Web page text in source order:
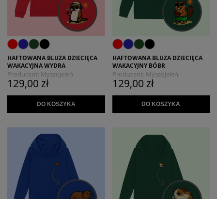
HAFTOWANA BLUZA DZIECIĘCA
WAKACYJNA WYDRA
Producent: Myszojeleń
129,00 zł
DO KOSZYKA
HAFTOWANA BLUZA DZIECIĘCA
WAKACYJNY BÓBR
Producent: Myszojeleń
129,00 zł
DO KOSZYKA